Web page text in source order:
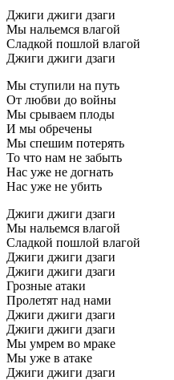
Джиги джиги дзаги
Мы нальемся влагой
Сладкой пошлой влагой
Джиги джиги дзаги
Мы ступили на путь
От любви до войны
Мы срываем плоды
И мы обречены
Мы спешим потерять
То что нам не забыть
Нас уже не догнать
Нас уже не убить
Джиги джиги дзаги
Мы нальемся влагой
Сладкой пошлой влагой
Джиги джиги дзаги
Джиги джиги дзаги
Грозные атаки
Пролетят над нами
Джиги джиги дзаги
Джиги джиги дзаги
Мы умрем во мраке
Мы уже в атаке
Джиги джиги дзаги